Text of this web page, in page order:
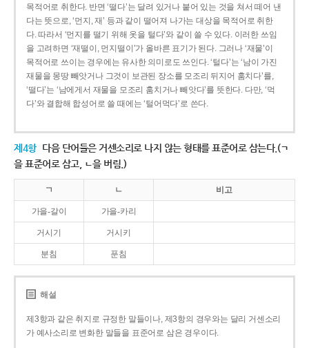
목적어로 취한다. 반면 ‘떨다’는 달려 있거나 붙어 있는 것을 쳐서 떼어 낸
다는 뜻으로, ‘먼지, 재’ 등과 같이 떨어져 나가는 대상을 목적어로 취한
다. 따라서 ‘먼지를 떨기 위해 옷을 털다’와 같이 쓸 수 있다. 이러한 쓰임
을 고려하면 ‘재떨이, 먼지떨이’가 올바른 표기가 된다. 그러나 ‘재물’이
목적어로 쓰이는 경우에는 유사한 의미로도 쓰인다. ‘털다’는 ‘남이 가진
재물을 몽땅 빼앗거나 그것이 보관된 장소를 모조리 뒤지어 훔치다’를,
‘떨다’는 ‘남에게서 재물을 모조리 훔치거나 빼앗다’를 뜻한다. 다만, ‘먹
다’와 결합해 합성어로 쓸 때에는 ‘털어먹다’로 쓴다.
제4항 다음 단어들은 거센소리로 나지 않는 형태를 표준어로 삼는다.(ㄱ
을 표준어로 삼고, ㄴ을 버림.)
ㄱ ㄴ 비고
가을-갈이 가을-카리
거시기 거시키
분침 푼침
해설
제3항과 같은 취지로 규정한 말들이나, 제3항의 경우와는 달리 거센소리
가 예사소리로 변화한 말들을 표준어로 삼은 경우이다.